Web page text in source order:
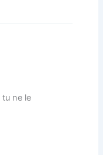
tu ne le